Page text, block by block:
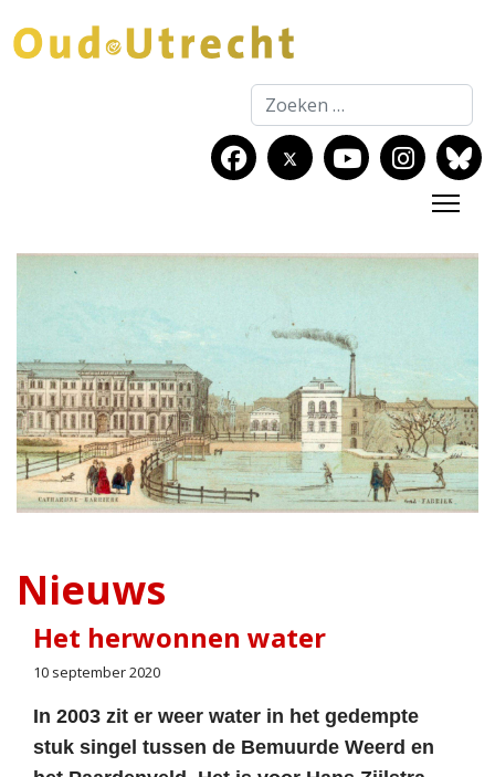
Zoeken
Nieuws
Het herwonnen water
10 september 2020
In 2003 zit er weer water in het gedempte
stuk singel tussen de Bemuurde Weerd en